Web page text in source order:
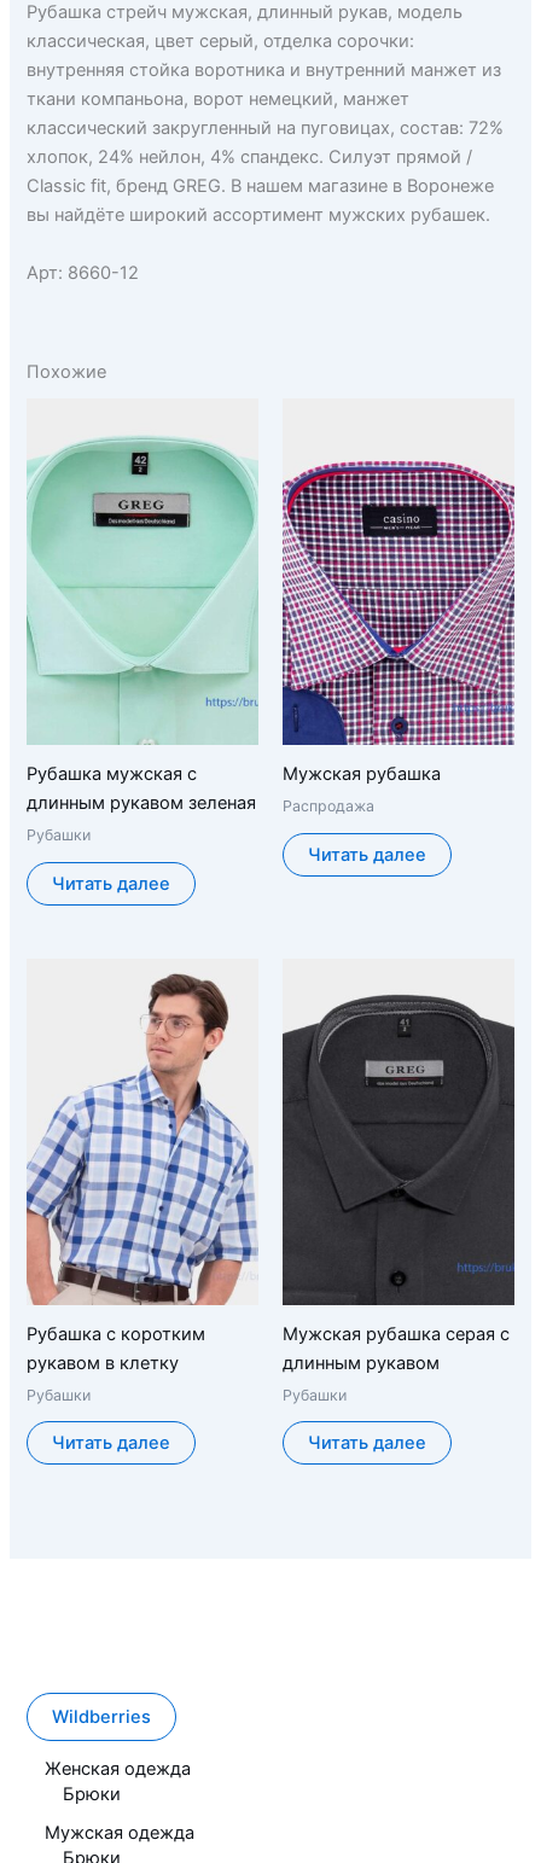
Рубашка стрейч мужская, длинный рукав, модель
классическая, цвет серый, отделка сорочки:
внутренняя стойка воротника и внутренний манжет из
ткани компаньона, ворот немецкий, манжет
классический закругленный на пуговицах, состав: 72%
хлопок, 24% нейлон, 4% спандекс. Силуэт прямой /
Classic fit, бренд GREG. В нашем магазине в Воронеже
вы найдёте широкий ассортимент мужских рубашек.
Арт: 8660-12
Похожие
Рубашка мужская с
длинным рукавом зеленая
Рубашки
Читать далее
Мужская рубашка
Распродажа
Читать далее
Рубашка с коротким
рукавом в клетку
Рубашки
Читать далее
Мужская рубашка серая с
длинным рукавом
Рубашки
Читать далее
Wildberries
Женская одежда
Брюки
Мужская одежда
Брюки